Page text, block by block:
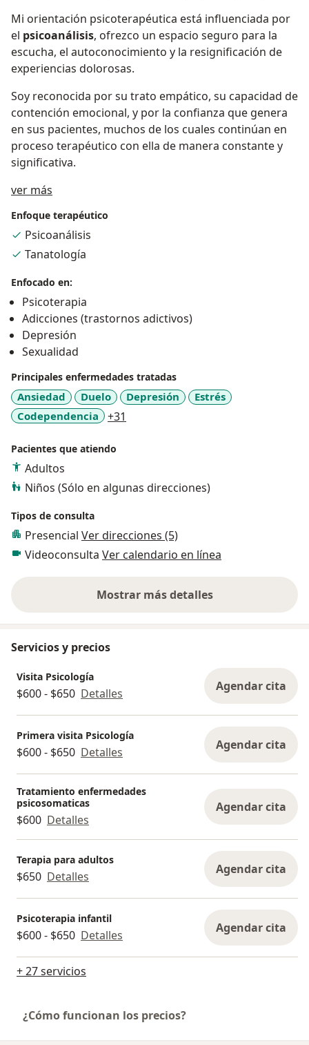
Mi orientación psicoterapéutica está influenciada por
el psicoanálisis, ofrezco un espacio seguro para la
escucha, el autoconocimiento y la resignificación de
experiencias dolorosas.
Soy reconocida por su trato empático, su capacidad de
contención emocional, y por la confianza que genera
en sus pacientes, muchos de los cuales continúan en
proceso terapéutico con ella de manera constante y
significativa.
ver más
Enfoque terapéutico
Psicoanálisis
Tanatología
Enfocado en:
Psicoterapia
Adicciones (trastornos adictivos)
Depresión
Sexualidad
Principales enfermedades tratadas
Ansiedad Duelo Depresión
Estrés
Codependencia
+31
Pacientes que atiendo
Adultos
Niños (Sólo en algunas direcciones)
Tipos de consulta
Presencial Ver direcciones (5)
Videoconsulta Ver calendario en línea
Mostrar más detalles
sobre la experiencia
Servicios y precios
Visita Psicología
$600 - $650 Detalles Agendar cita
Primera visita Psicología
$600 - $650 Detalles Agendar cita
Tratamiento enfermedades
psicosomaticas
$600 Detalles
Agendar cita
Terapia para adultos
$650 Detalles Agendar cita
Psicoterapia infantil
$600 - $650 Detalles Agendar cita
+ 27 servicios
¿Cómo funcionan los precios?